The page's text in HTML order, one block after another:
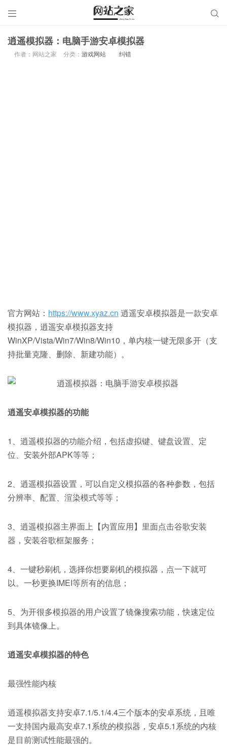
 
逍遥模拟器：电脑手游安卓模拟器
作者：网站之家 分类： 游戏网站 纠错
官方网站： https://www.xyaz.cn 逍遥安卓模拟器是一款安卓
模拟器，逍遥安卓模拟器支持
WinXP/Vista/Win7/Win8/Win10，单内核一键无限多开（支
持批量克隆、删除、新建功能）。
逍遥安卓模拟器的功能
1、逍遥模拟器的功能介绍，包括虚拟键、键盘设置、定
位、安装外部APK等等；
2、逍遥模拟器设置，可以自定义模拟器的各种参数，包括
分辨率、配置、渲染模式等等；
3、逍遥模拟器主界面上【内置应用】里面点击谷歌安装
器，安装谷歌框架服务；
4、一键秒刷机，选择你想要刷机的模拟器，点一下就可
以。一秒更换IMEI等所有的信息；
5、为开很多模拟器的用户设置了镜像搜索功能，快速定位
到具体镜像上。
逍遥安卓模拟器的特色
最强性能内核
逍遥模拟器支持安卓7.1/5.1/4.4三个版本的安卓系统，且唯
一支持国内最高安卓7.1系统的模拟器，安卓5.1系统的内核
是目前测试性能最强的。